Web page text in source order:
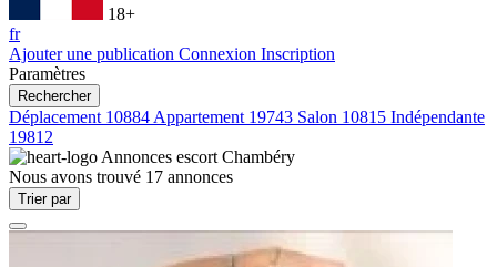
18+
fr
Ajouter une publication Connexion Inscription
Paramètres
Rechercher
Déplacement 10884 Appartement 19743 Salon 10815 Indépendante
19812
Annonces escort Chambéry
Nous avons trouvé 17 annonces
Trier par